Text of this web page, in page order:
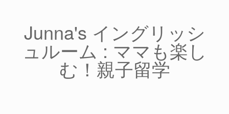
Junna's イングリッシ
ュルーム : ママも楽し
む！親子留学